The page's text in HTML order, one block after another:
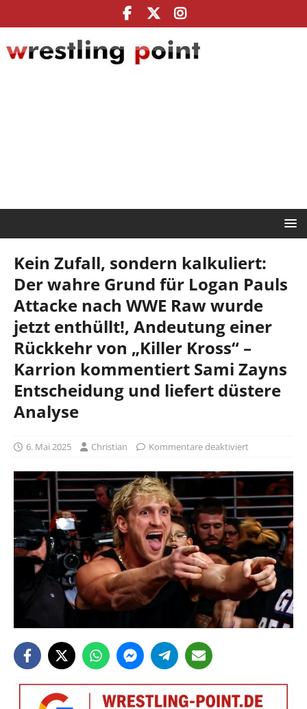
Kein Zufall, sondern kalkuliert:
Der wahre Grund für Logan Pauls
Attacke nach WWE Raw wurde
jetzt enthüllt!, Andeutung einer
Rückkehr von „Killer Kross“ –
Karrion kommentiert Sami Zayns
Entscheidung und liefert düstere
Analyse
6. Mai 2025 Christian Kommentare deaktiviert